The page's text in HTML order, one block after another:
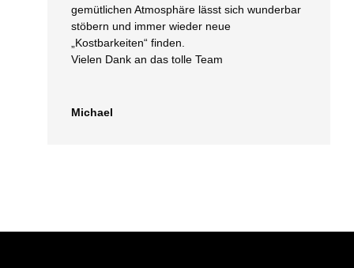
gemütlichen Atmosphäre lässt sich wunderbar
stöbern und immer wieder neue
„Kostbarkeiten“ finden.
Vielen Dank an das tolle Team
Michael